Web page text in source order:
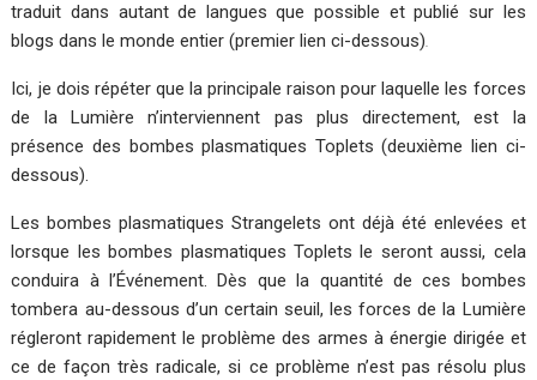
traduit dans autant de langues que possible et publié sur les
blogs dans le monde entier (premier lien ci-dessous).
Ici, je dois répéter que la principale raison pour laquelle les forces
de la Lumière n’interviennent pas plus directement, est la
présence des bombes plasmatiques Toplets (deuxième lien ci-
dessous).
Les bombes plasmatiques Strangelets ont déjà été enlevées et
lorsque les bombes plasmatiques Toplets le seront aussi, cela
conduira à l’Événement. Dès que la quantité de ces bombes
tombera au-dessous d’un certain seuil, les forces de la Lumière
régleront rapidement le problème des armes à énergie dirigée et
ce de façon très radicale, si ce problème n’est pas résolu plus